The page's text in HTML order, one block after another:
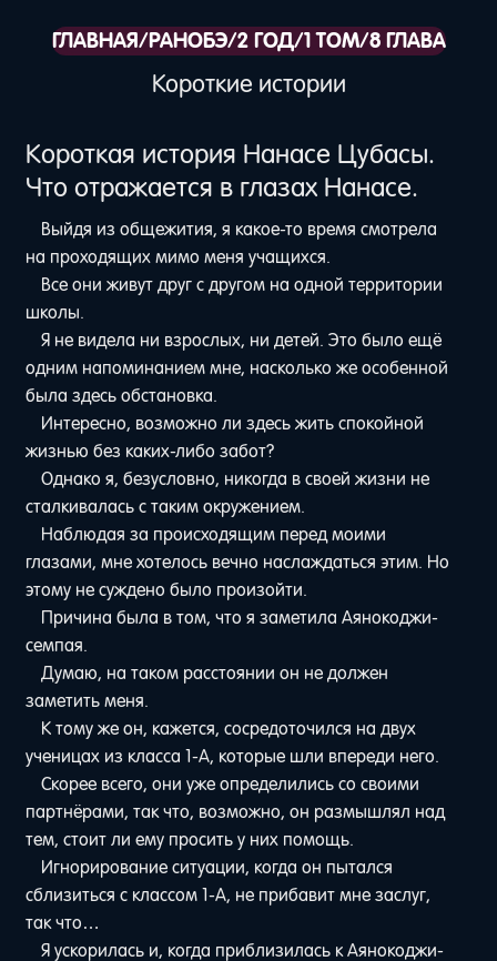
ГЛАВНАЯ/РАНОБЭ/2 ГОД/1 ТОМ/8 ГЛАВА
Короткие истории
Короткая история Нанасе Цубасы.
Что отражается в глазах Нанасе.
Выйдя из общежития, я какое-то время смотрела
на проходящих мимо меня учащихся.
Все они живут друг с другом на одной территории
школы.
Я не видела ни взрослых, ни детей. Это было ещё
одним напоминанием мне, насколько же особенной
была здесь обстановка.
Интересно, возможно ли здесь жить спокойной
жизнью без каких-либо забот?
Однако я, безусловно, никогда в своей жизни не
сталкивалась с таким окружением.
Наблюдая за происходящим перед моими
глазами, мне хотелось вечно наслаждаться этим. Но
этому не суждено было произойти.
Причина была в том, что я заметила Аянокоджи-
семпая.
Думаю, на таком расстоянии он не должен
заметить меня.
К тому же он, кажется, сосредоточился на двух
ученицах из класса 1-A, которые шли впереди него.
Скорее всего, они уже определились со своими
партнёрами, так что, возможно, он размышлял над
тем, стоит ли ему просить у них помощь.
Игнорирование ситуации, когда он пытался
сблизиться с классом 1-A, не прибавит мне заслуг,
так что…
Я ускорилась и, когда приблизилась к Аянокоджи-